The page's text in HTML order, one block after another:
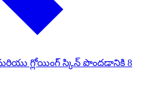
గ్లోయింగ్ స్కిన్ పొందడానికి 8